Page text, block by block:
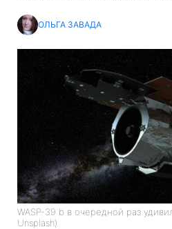
ОЛЬГА ЗАВАДА
WASP-39 b в очередной раз
Unsplash)